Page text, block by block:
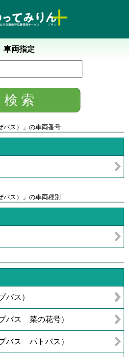
車両指定
ス） 」 の車両番号
バス）」の車両種別
バス）
バス 菜の花号）
バス パトバス）